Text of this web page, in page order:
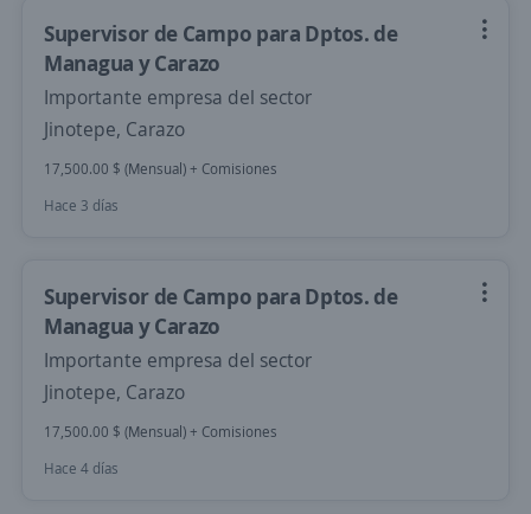
Supervisor de Campo para Dptos. de
Managua y Carazo
Importante empresa del sector
Jinotepe, Carazo
17,500.00 $ (Mensual) + Comisiones
Hace 3 días
Supervisor de Campo para Dptos. de
Managua y Carazo
Importante empresa del sector
Jinotepe, Carazo
17,500.00 $ (Mensual) + Comisiones
Hace 4 días